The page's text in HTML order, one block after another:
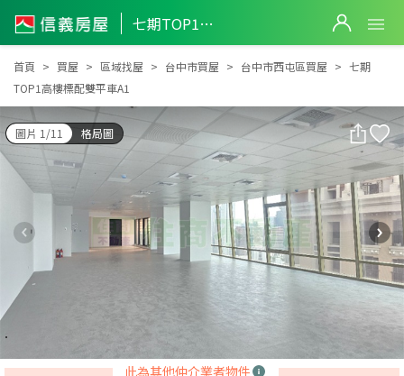
七期TOP1高樓標配雙平車A1
七期TOP1高樓標配雙平車A1
首頁 買屋 區域找屋 台中市買屋 台中市西屯區買屋
七期
TOP1高樓標配雙平車A1
圖片 1/11 格局圖
此為其他仲介業者物件